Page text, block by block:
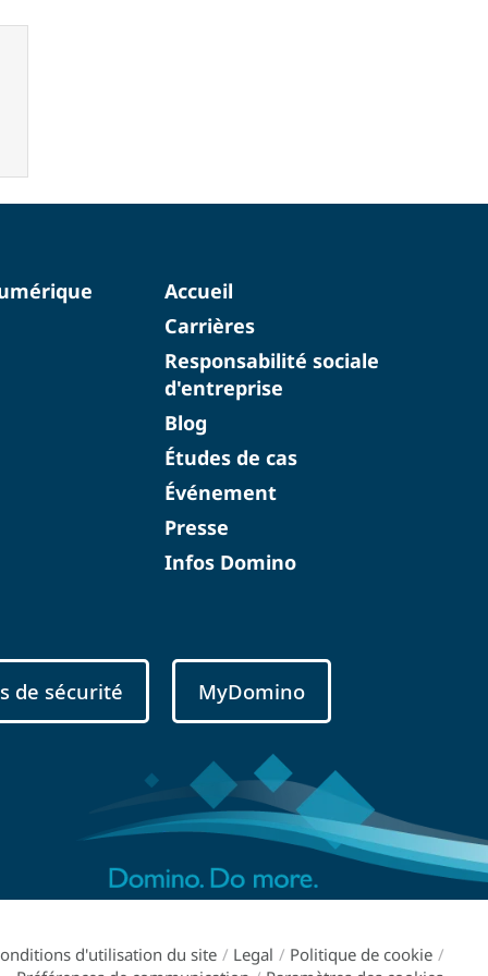
Accueil
Carrières
Responsabilité sociale
d'entreprise
Blog
Études de cas
Événement
Presse
Infos Domino
de sécurité MyDomino
d'utilisation du site / Legal / Politique de cookie /